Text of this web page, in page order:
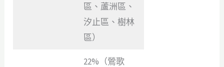
區、蘆洲區、
汐止區、樹林
區）
22%（鶯歌